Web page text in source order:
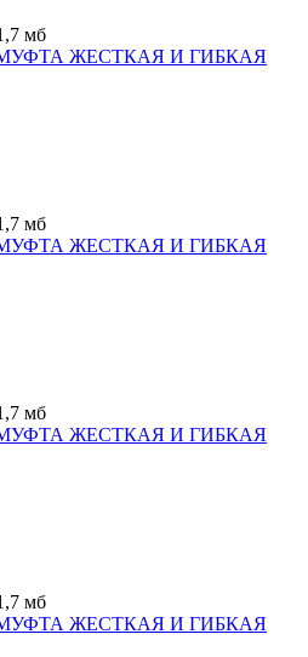
мб
МУФТА ЖЕСТКАЯ И ГИБКАЯ
мб
МУФТА ЖЕСТКАЯ И ГИБКАЯ
мб
МУФТА ЖЕСТКАЯ И ГИБКАЯ
мб
МУФТА ЖЕСТКАЯ И ГИБКАЯ